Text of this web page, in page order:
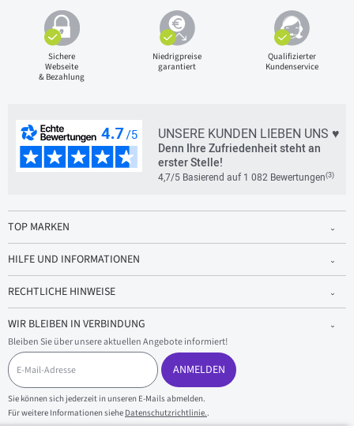
Sichere
Webseite
& Bezahlung
Niedrigpreise
garantiert
Qualifizierter
Kundenservice
UNSERE KUNDEN LIEBEN UNS ♥
Denn Ihre Zufriedenheit steht an
erster Stelle!
4,7/5 Basierend auf 1 082 Bewertungen(3)
TOP MARKEN
HILFE UND INFORMATIONEN
RECHTLICHE HINWEISE
WIR BLEIBEN IN VERBINDUNG
Bleiben Sie über unsere aktuellen Angebote informiert!
E
-
M
a
i
l
ANMELDEN
Sie können sich jederzeit in unseren E-Mails abmelden.
Für weitere Informationen siehe Datenschutzrichtlinie..